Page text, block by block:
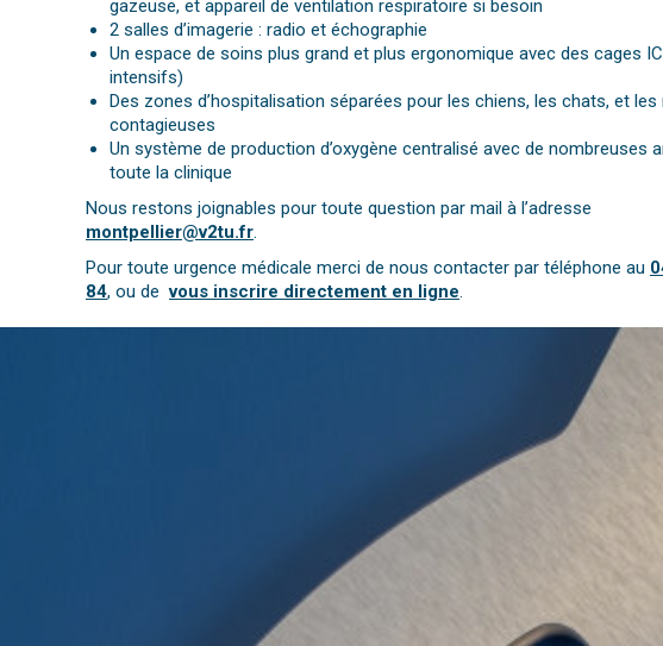
gazeuse, et appareil de ventilation respiratoire si besoin
2 salles d’imagerie : radio et échographie
Un espace de soins plus grand et plus ergonomique avec des cages
intensifs)
Des zones d’hospitalisation séparées pour les chiens, les chats, et les
contagieuses
Un système de production d’oxygène centralisé avec de nombreuses
toute la clinique
Nous restons joignables pour toute question par mail à l’adresse
montpellier@v2tu.fr.
Pour toute urgence médicale merci de nous contacter par téléphone au
84, ou devous inscrire directement en ligne.